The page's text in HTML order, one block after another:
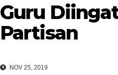
Guru
Partisan
NOV 25, 2019